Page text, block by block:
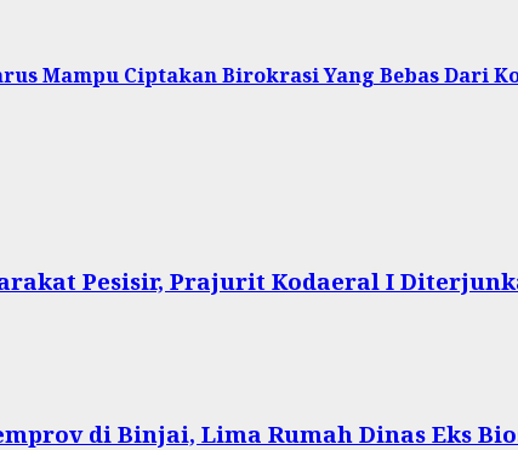
Mampu Ciptakan Birokrasi Yang Bebas Dari
Pesisir, Prajurit Kodaeral I
di Binjai, Lima Rumah Dinas Eks